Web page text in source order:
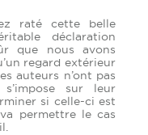
raté cette belle
déclaration
que nous avons
regard extérieur
auteurs n’ont pas
sur leur
si celle-ci est
permettre le cas